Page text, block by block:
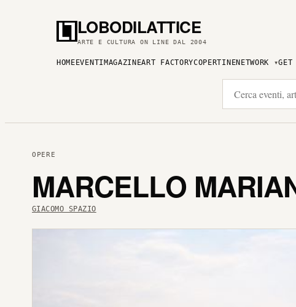
LOBODILATTICE
ARTE E CULTURA ON LINE DAL 2004
HOME EVENTI MAGAZINEART FACTORYCOPERTINENETWORK
OPERE
MARCELLO
GIACOMO SPAZIO